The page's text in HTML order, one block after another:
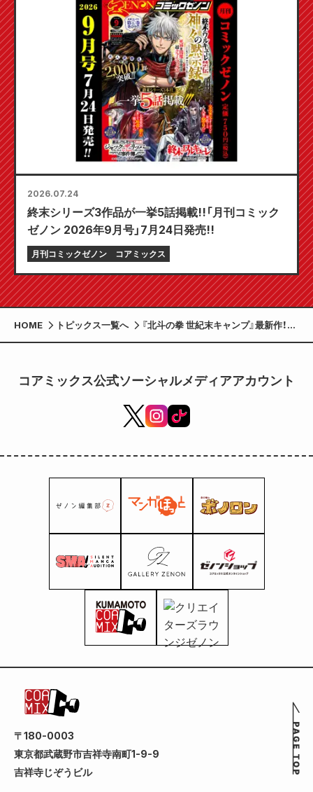
2026.07.24
終末シリーズ3作品が一挙5話掲載!!「月刊コミック
ゼノン 2026年9月号」7月24日発売!!
月刊コミックゼノン コアミックス
HOME トピックス一覧へ
『北斗の拳 世紀末キャンプ』最新作！
『北斗の拳×御歌頭×ビクトリノック
ライマー (ケンシロウ／ラオウ)」
コアミックス公式ソーシャルメディアアカウント
〒180-0003
東京都武蔵野市吉祥寺南町1-9-9
吉祥寺じぞうビル